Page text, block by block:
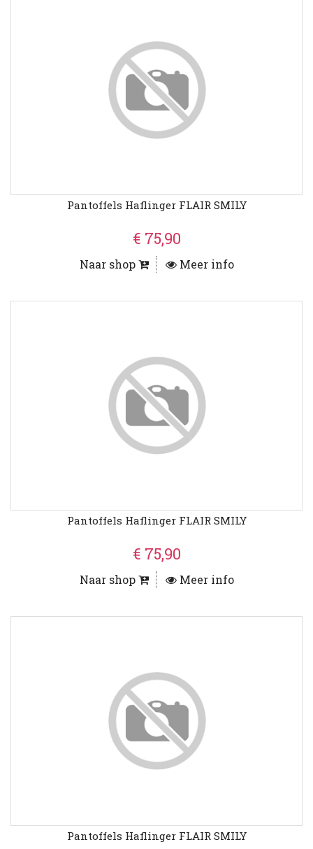
Pantoffels Haflinger FLAIR SMILY
€ 75,90
Naar shop Meer info
Pantoffels Haflinger FLAIR SMILY
€ 75,90
Naar shop Meer info
Pantoffels Haflinger FLAIR SMILY